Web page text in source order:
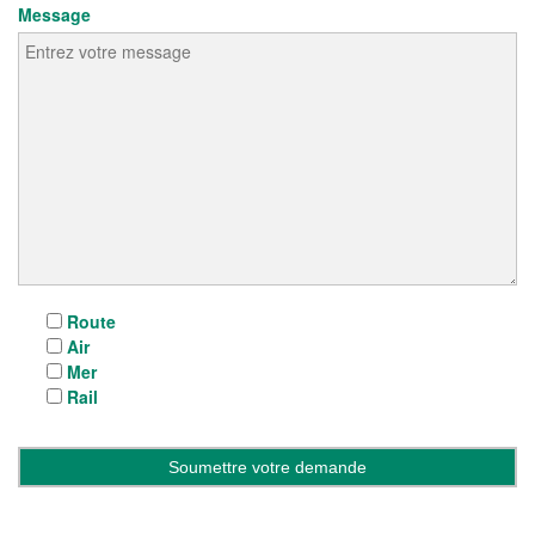
Message
Route
Air
Mer
Rail